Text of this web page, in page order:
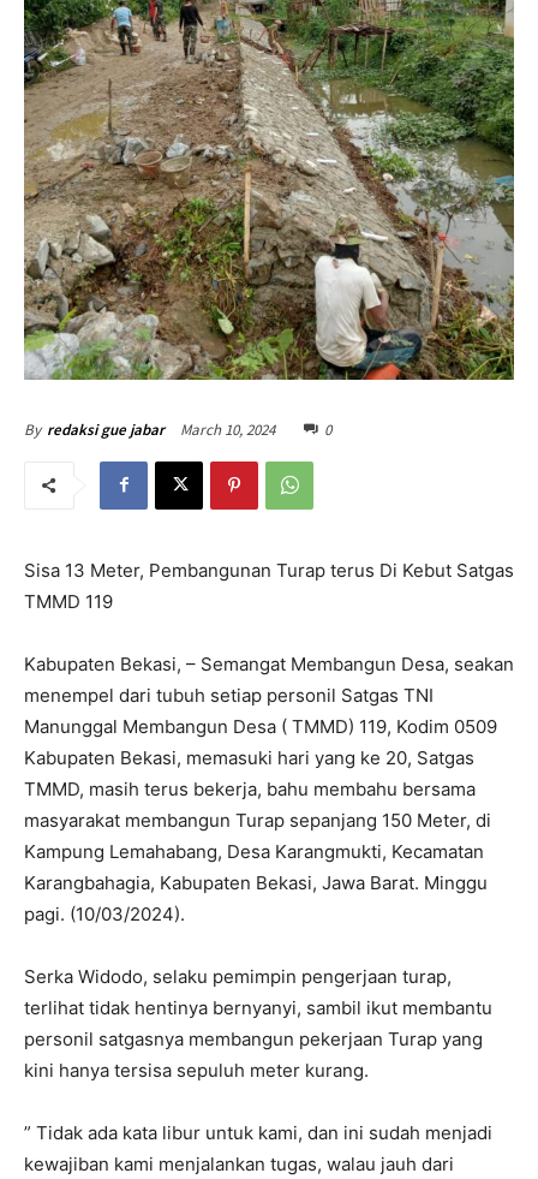
By redaksi gue jabar March 10, 2024 0
Sisa 13 Meter, Pembangunan Turap terus Di Kebut Satgas
TMMD 119
Kabupaten Bekasi, – Semangat Membangun Desa, seakan
menempel dari tubuh setiap personil Satgas TNI
Manunggal Membangun Desa ( TMMD) 119, Kodim 0509
Kabupaten Bekasi, memasuki hari yang ke 20, Satgas
TMMD, masih terus bekerja, bahu membahu bersama
masyarakat membangun Turap sepanjang 150 Meter, di
Kampung Lemahabang, Desa Karangmukti, Kecamatan
Karangbahagia, Kabupaten Bekasi, Jawa Barat. Minggu
pagi. (10/03/2024).
Serka Widodo, selaku pemimpin pengerjaan turap,
terlihat tidak hentinya bernyanyi, sambil ikut membantu
personil satgasnya membangun pekerjaan Turap yang
kini hanya tersisa sepuluh meter kurang.
” Tidak ada kata libur untuk kami, dan ini sudah menjadi
kewajiban kami menjalankan tugas, walau jauh dari